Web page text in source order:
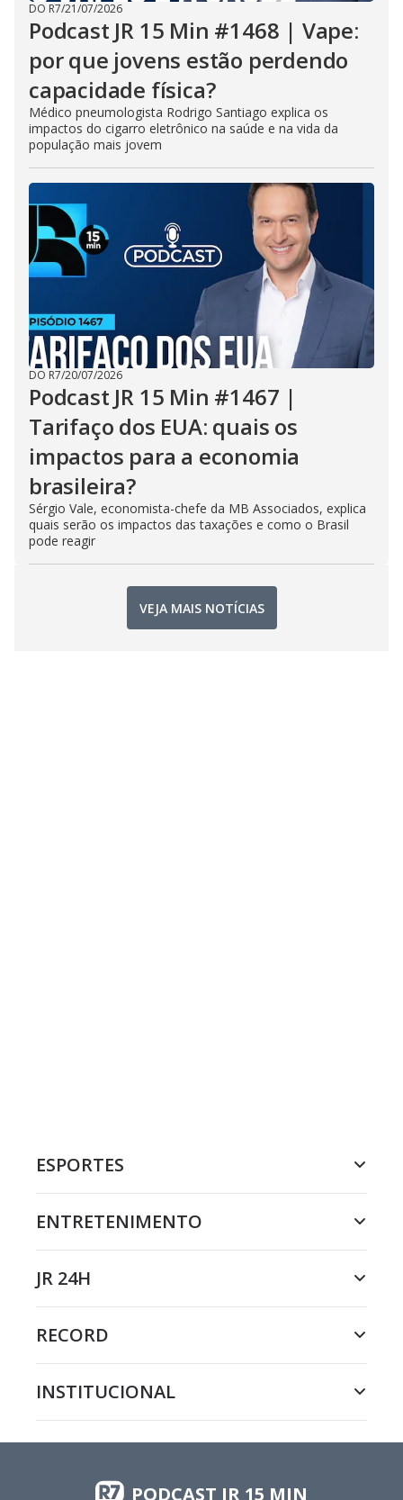
DO R7/21/07/2026
Podcast JR 15 Min #1468 | Vape:
por que jovens estão perdendo
capacidade física?
Médico pneumologista Rodrigo Santiago explica os
impactos do cigarro eletrônico na saúde e na vida da
população mais jovem
DO R7/20/07/2026
Podcast JR 15 Min #1467 |
Tarifaço dos EUA: quais os
impactos para a economia
brasileira?
Sérgio Vale, economista-chefe da MB Associados, explica
quais serão os impactos das taxações e como o Brasil
pode reagir
VEJA MAIS NOTÍCIAS
ESPORTES
ENTRETENIMENTO
JR 24H
RECORD
INSTITUCIONAL
PODCAST JR 15 MIN